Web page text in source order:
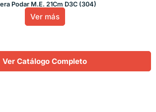
Podar M.E. 21Cm D3C (304)
Ver más
Ver Catálogo Completo